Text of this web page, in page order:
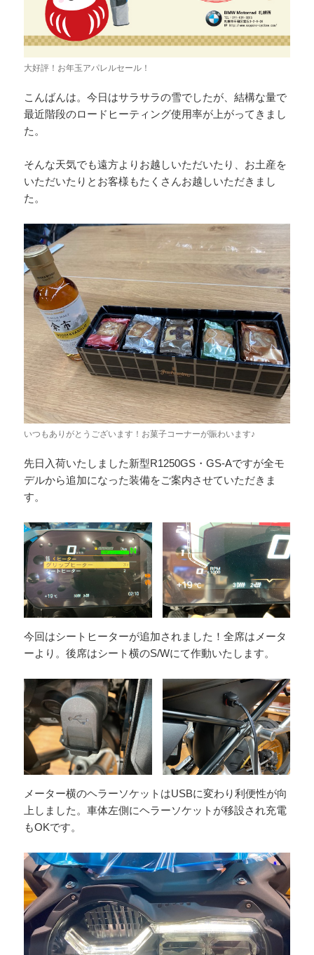
大好評！お年玉アパレルセール！
こんばんは。今日はサラサラの雪でしたが、結構な量で
最近階段のロードヒーティング使用率が上がってきまし
た。
そんな天気でも遠方よりお越しいただいたり、お土産を
いただいたりとお客様もたくさんお越しいただきまし
た。
いつもありがとうございます！お菓子コーナーが賑わいます♪
先日入荷いたしました新型R1250GS・GS-Aですが全モ
デルから追加になった装備をご案内させていただきま
す。
今回はシートヒーターが追加されました！全席はメータ
ーより。後席はシート横のS/Wにて作動いたします。
メーター横のヘラーソケットはUSBに変わり利便性が向
上しました。車体左側にヘラーソケットが移設され充電
もOKです。